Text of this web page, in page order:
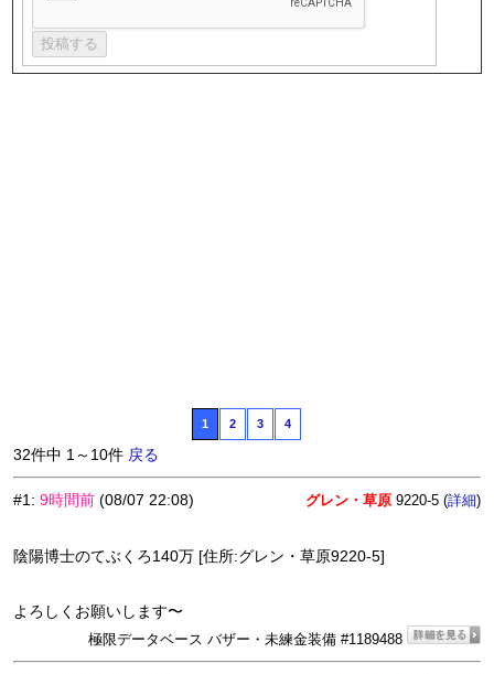
1 2 3 4
32件中 1～10件 戻る
#1: 9時間前 (08/07 22:08) グレン・草原 9220-5 (詳細)
陰陽博士のてぶくろ140万 [住所:グレン・草原9220-5]
よろしくお願いします〜
極限データベース バザー・未練金装備 #1189488